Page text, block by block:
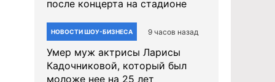
после концерта на стадионе
НОВОСТИ ШОУ-БИЗНЕСА 9 часов назад
Умер муж актрисы Ларисы
Кадочниковой, который был
моложе нее на 25 лет